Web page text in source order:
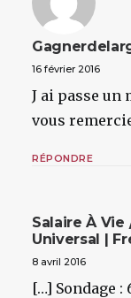
16 février 2016
J ai passe un
vous
RÉPONDRE
Salaire À Vie
Universal |
8 avril 2016
[…] Sondage